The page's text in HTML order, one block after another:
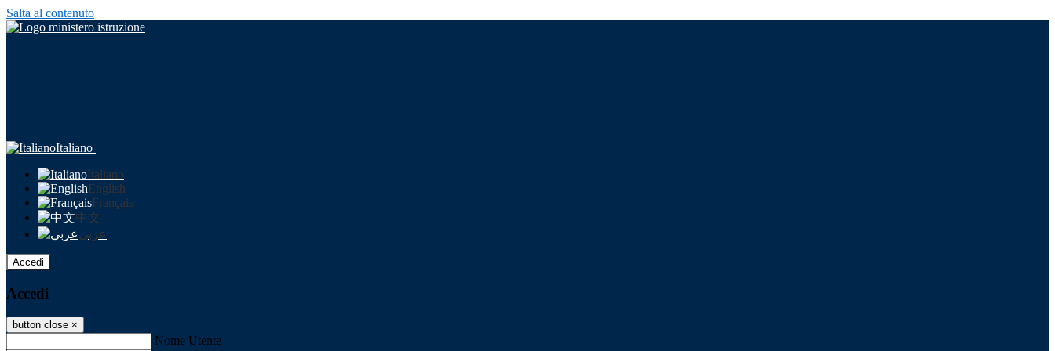
Salta al contenuto
Italiano
Italiano
English
Français
中文
عربى
Accedi
Accedi
button close ×
Nome Utente